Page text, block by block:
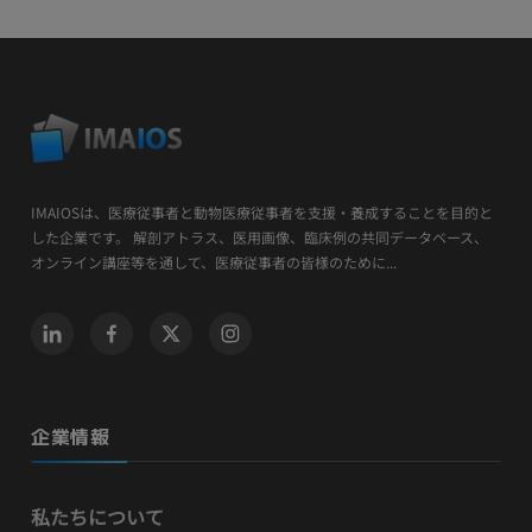
IMAIOSは、医療従事者と動物医療従事者を支援・養成することを目的と
した企業です。 解剖アトラス、医用画像、臨床例の共同データベース、
オンライン講座等を通して、医療従事者の皆様のために...
企業情報
私たちについて